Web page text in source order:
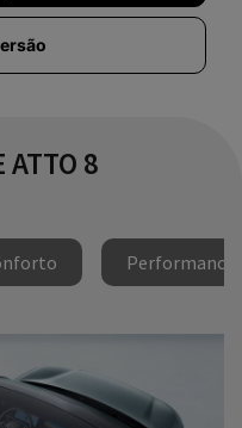
ATTO 8
Performance